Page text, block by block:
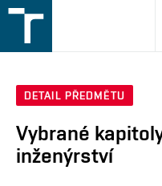
v
DETAIL PŘEDMĚTU
Vybrané
inženýrství